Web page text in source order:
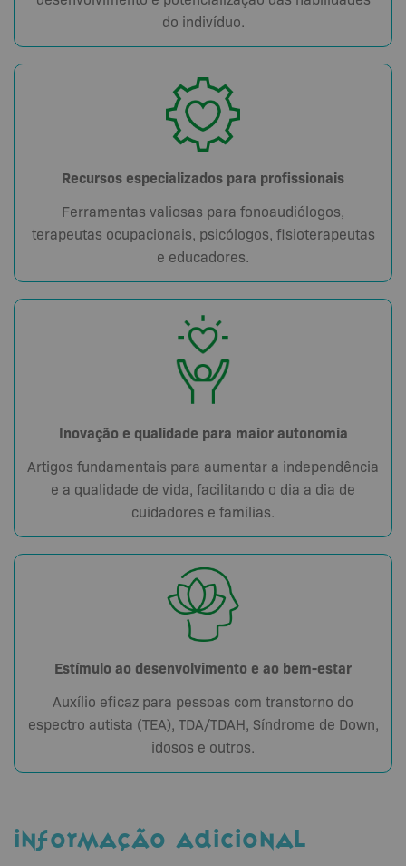
do indivíduo.
Recursos especializados para profissionais
Ferramentas valiosas para fonoaudiólogos,
terapeutas ocupacionais, psicólogos, fisioterapeutas
e educadores.
Inovação e qualidade para maior autonomia
Artigos fundamentais para aumentar a independência
e a qualidade de vida, facilitando o dia a dia de
cuidadores e famílias.
Estímulo ao desenvolvimento e ao bem-estar
Auxílio eficaz para pessoas com transtorno do
espectro autista (TEA), TDA/TDAH, Síndrome de Down,
idosos e outros.
INFORMAÇÃO ADICIONAL